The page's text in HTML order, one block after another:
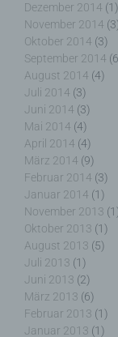
Dezember 2014 (1)
November 2014
Oktober 2014 (3)
September 2014
August 2014 (4)
Juli 2014 (3)
Juni 2014 (3)
Mai 2014 (4)
April 2014 (4)
März 2014 (9)
Februar 2014 (3)
Januar 2014 (1)
November 2013
Oktober 2013 (1)
August 2013 (5)
Juli 2013 (1)
Juni 2013 (2)
März 2013 (6)
Februar 2013 (1)
Januar 2013 (1)
k)
Einwilligung
freiwillig für
Weise und
einer
Handlung,
verstehen
sie
einverstanden
Name und